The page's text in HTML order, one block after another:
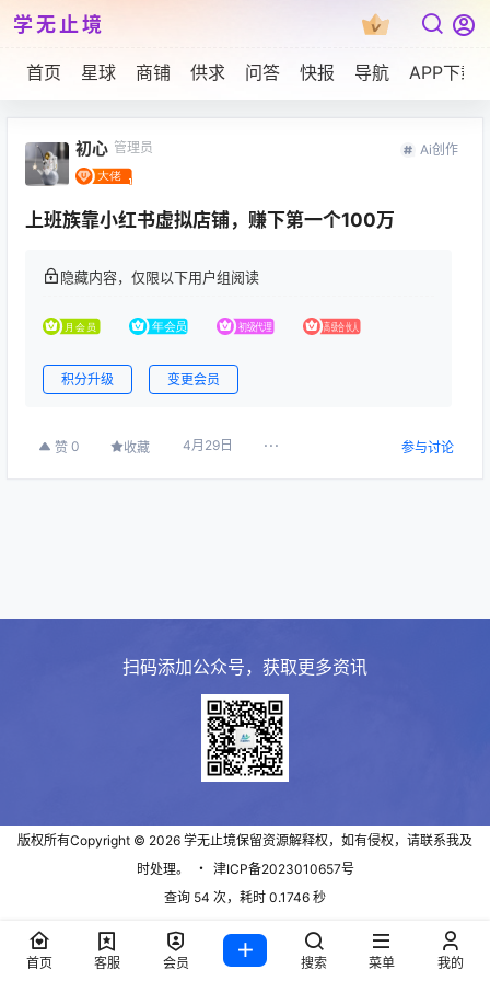
学无止境
首页 星球 商铺 供求 问答 快报 导航 APP下载
初心 管理员 Ai创作
上班族靠小红书虚拟店铺，赚下第一个100万
隐藏内容，仅限以下用户组阅读
积分升级 变更会员
赞 0 收藏 4月29日 参与讨论
扫码添加公众号，获取更多资讯
版权所有Copyright © 2026 学无止境保留资源解释权，如有侵权，请联系我及
时处理。
・ 津ICP备2023010657号
查询 54 次，耗时 0.1746 秒
首页 客服 会员 搜索 菜单 我的